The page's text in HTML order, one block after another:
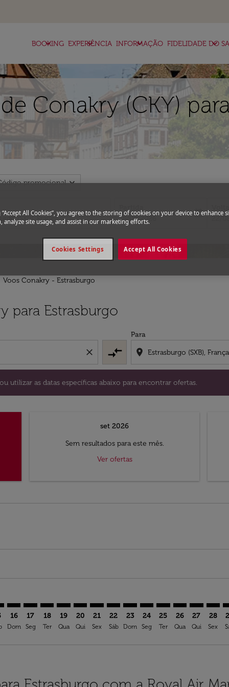
BOOKING
keyboard_arrow_down EXPERIÊNCIA
keyboard_arrow_down INFORMAÇÃO
keyboard_arrow_down FIDELIDADE DO
keyboard_arrow_down
Conakry (CKY)
promocionalexpand_more
close
fc-booking-departure-date-aria-
15/08/2026
today
fc-
Voos Conakry - Estrasburgo
para Estrasburgo
close compare_arrows
Para
location_on
utilizar as datas específicas abaixo para encontrar ofertas.
ou utilizar as datas específicas abaixo para encontrar
set 2026
Sem resultados para este mês.
Ver ofertas
16
Dom
17
Seg
18
Ter
19
Qua
20
Qui
CKY–SXB: cmp-view-offers-
21
Sex
CKY–SXB: cmp-view-offers-
22
Sáb
CKY–SXB: cmp-view-
23
Dom
CKY–SXB: cmp-view-
24
Seg
CKY–SXB: cmp-
25
Ter
CKY–SXB:
26
Qua
27
Qui
28
Sex
“Accept All Cookies”, you agree to the storing of cookies on your device to enhance
analyze site usage, and assist in our marketing efforts.
Accept All Cookies
Cookies Settings